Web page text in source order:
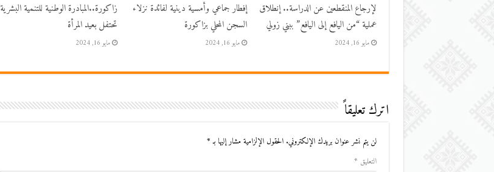
لإرجاع المنقطعين عن الدراسة.. إنطلاق
عملية “من اليافع إلى اليافع” ببني زولي
مايو 16, 2024
إفطار جماعي وأمسية دينية لفائدة نزلاء
السجن المحلي بزاكورة
مايو 16, 2024
زاكورة..المبادرة الوطنية للتنمية البشرية
تحتفل بعيد المرأة
مايو 16, 2024
اترك تعليقاً
لن يتم نشر عنوان بريدك الإلكتروني. الحقول الإلزامية مشار إليها بـ*
التعليق *